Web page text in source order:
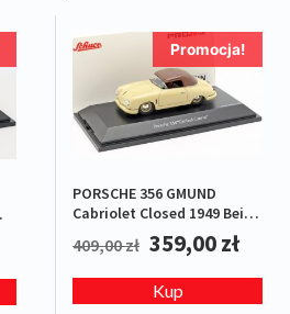
Promocja!
PORSCHE 356 GMUND
Cabriolet Closed 1949 Beige
409,00zł 359,00zł
Kup